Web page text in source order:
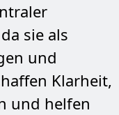
sie als
und
Klarheit,
und helfen